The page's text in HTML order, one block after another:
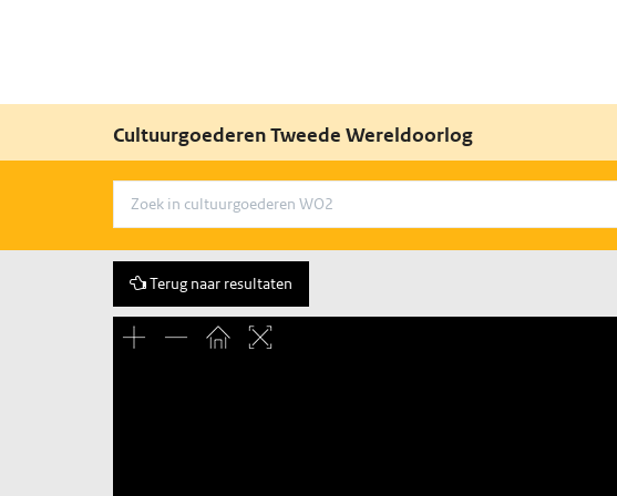
Cultuurgoederen Tweede Wereldoorlog
Terug naar resultaten